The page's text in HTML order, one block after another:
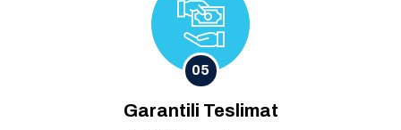
05
Garantili Teslimat